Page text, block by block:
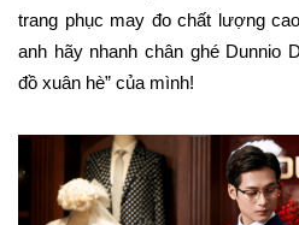
trang phục may đo chất lượng
anh hãy nhanh chân ghé Dunnio
đồ xuân hè” của mình!